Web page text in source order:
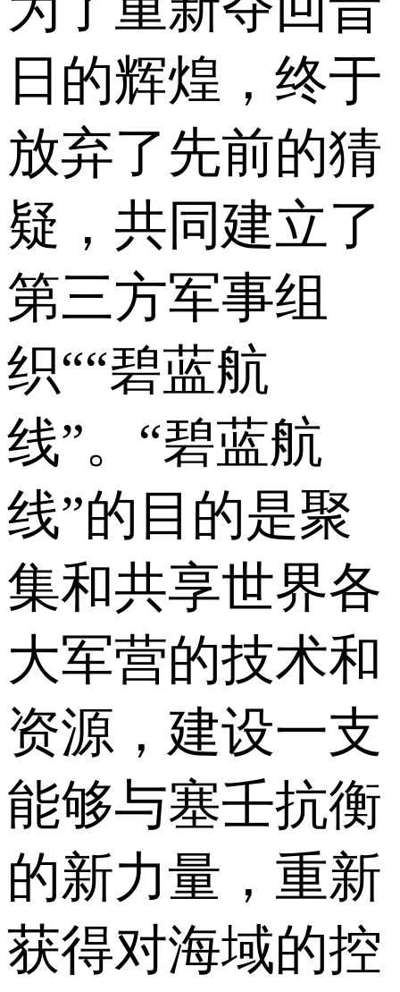
日的辉煌，终于
放弃了先前的猜
疑，共同建立了
第三方军事组
织““碧蓝航
线”。“碧蓝航
线”的目的是聚
集和共享世界各
大军营的技术和
资源，建设一支
能够与塞壬抗衡
的新力量，重新
获得对海域的控